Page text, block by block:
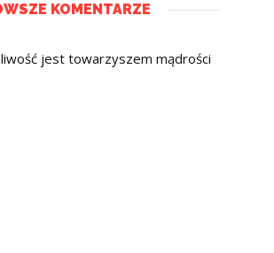
KOMENTARZE
jest towarzyszem mądrości